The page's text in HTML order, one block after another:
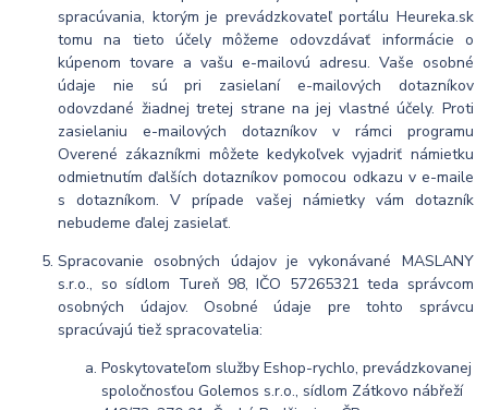
spracúvania, ktorým je prevádzkovateľ portálu Heureka.sk
tomu na tieto účely môžeme odovzdávať informácie o
kúpenom tovare a vašu e-mailovú adresu. Vaše osobné
údaje nie sú pri zasielaní e-mailových dotazníkov
odovzdané žiadnej tretej strane na jej vlastné účely. Proti
zasielaniu e-mailových dotazníkov v rámci programu
Overené zákazníkmi môžete kedykoľvek vyjadriť námietku
odmietnutím ďalších dotazníkov pomocou odkazu v e-maile
s dotazníkom. V prípade vašej námietky vám dotazník
nebudeme ďalej zasielať.
Spracovanie osobných údajov je vykonávané MASLANY
s.r.o., so sídlom Tureň 98, IČO 57265321 teda správcom
osobných údajov. Osobné údaje pre tohto správcu
spracúvajú tiež spracovatelia:
Poskytovateľom služby Eshop-rychlo, prevádzkovanej
spoločnosťou Golemos s.r.o., sídlom Zátkovo nábřeží